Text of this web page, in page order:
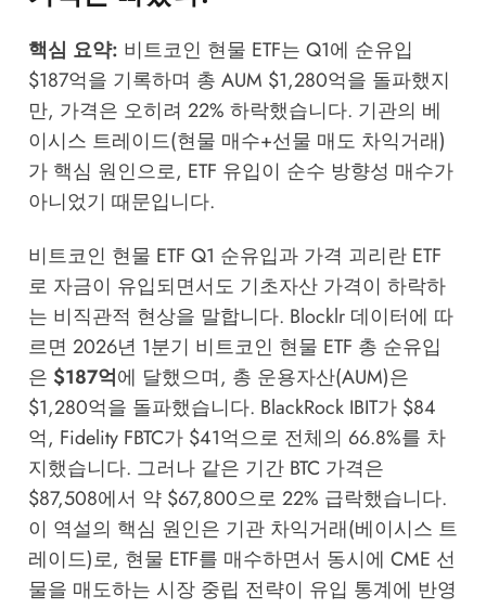
핵심 요약: 비트코인 현물 ETF는 Q1에 순유입
$187억을 기록하며 총 AUM $1,280억을 돌파했지
만, 가격은 오히려 22% 하락했습니다. 기관의 베
이시스 트레이드(현물 매수+선물 매도 차익거래)
가 핵심 원인으로, ETF 유입이 순수 방향성 매수가
아니었기 때문입니다.
비트코인 현물 ETF Q1 순유입과 가격 괴리란 ETF
로 자금이 유입되면서도 기초자산 가격이 하락하
는 비직관적 현상을 말합니다. Blocklr데이터에 따
르면 2026년 1분기 비트코인 현물 ETF 총 순유입
은 $187억에 달했으며, 총 운용자산(AUM)은
$1,280억을 돌파했습니다. BlackRock IBIT가 $84
억, Fidelity FBTC가 $41억으로 전체의 66.8%를 차
지했습니다. 그러나 같은 기간 BTC 가격은
$87,508에서 약 $67,800으로 22% 급락했습니다.
이 역설의 핵심 원인은 기관 차익거래(베이시스 트
레이드)로, 현물 ETF를 매수하면서 동시에 CME 선
물을 매도하는 시장 중립 전략이 유입 통계에 반영